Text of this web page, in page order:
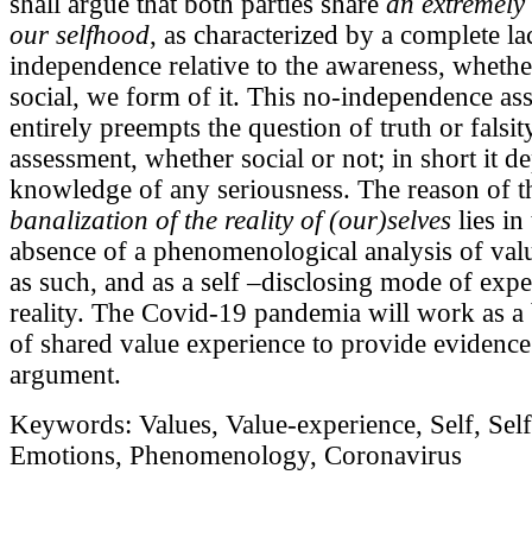
our selfhood, as characterized by a complete
independence relative to the awareness,
social, we form of it. This no-independence
entirely preempts the question of truth or
assessment, whether social or not; in short it
knowledge of any seriousness. The reason of
banalization of the reality of (our)selves lies in
absence of a phenomenological analysis of
as such, and as a self –disclosing mode of
reality. The Covid-19 pandemia will work as a
of shared value experience to provide
argument.
Keywords: Values, Value-experience, Self,
Emotions, Phenomenology, Coronavirus